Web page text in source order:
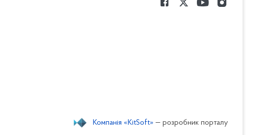
Компанія «KitSoft» — розробник порталу